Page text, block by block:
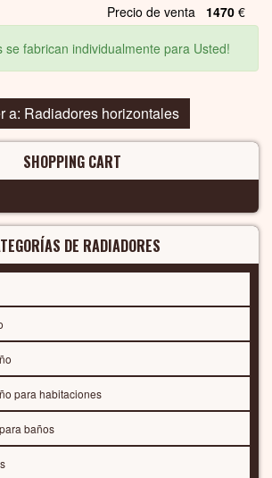
Precio de venta 1470 €
se fabrican individualmente para Usted!
a: Radiadores horizontales
SHOPPING CART
DE RADIADORES
para habitaciones
baños